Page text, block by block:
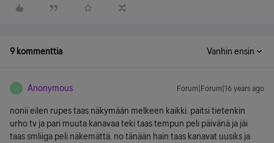
9 kommenttia Vanhin ensin
A Anonymous Forum|Forum|16 years ago
nonii eilen rupes taas näkymään melkeen kaikki. paitsi tietenkin
urho tv ja pari muuta kanavaa teki taas tempun peli päivänä ja jäi
taas smliiga peli näkemättä. no tänään hain taas kanavat uusiks ja